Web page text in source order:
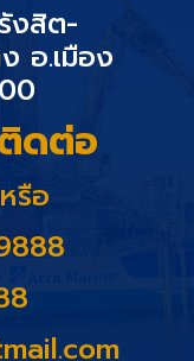
งสิต-
อ.เมือง
ดต่อ
รือ